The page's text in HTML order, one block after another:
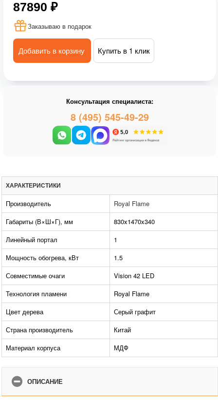
87890 ₽
Заказываю в подарок
Добавить в корзину Купить в 1 клик
Консультация специалиста:
8 (495) 545-49-29
ХАРАКТЕРИСТИКИ
Производитель
Royal Flame
Габариты (В×Ш×Г), мм
830x1470x340
Линейный портал
1
Мощность обогрева, кВт
1.5
Совместимые очаги
Vision 42 LED
Технология пламени
Royal Flame
Цвет дерева
Серый графит
Страна производитель
Китай
Материал корпуса
МДФ
ОПИСАНИЕ